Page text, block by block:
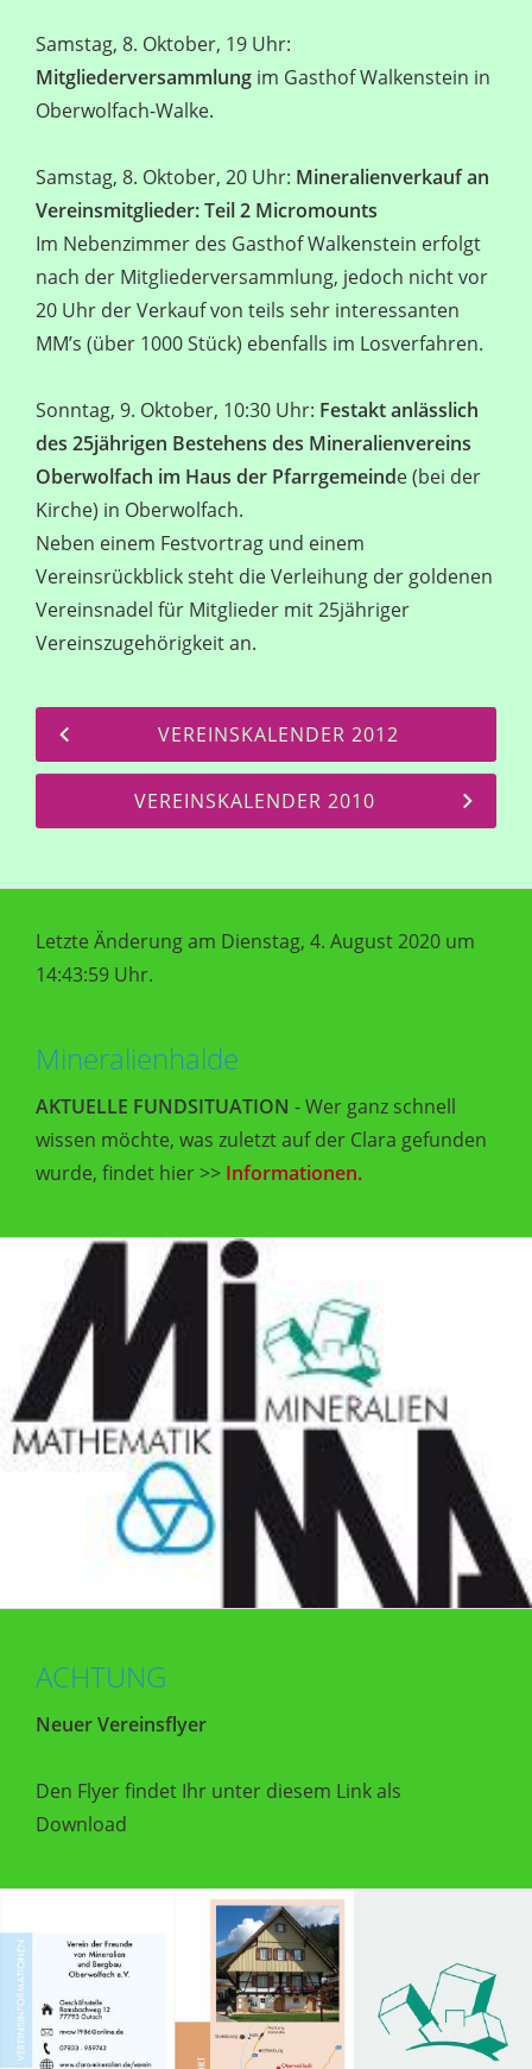
Samstag, 8. Oktober, 19 Uhr:
Mitgliederversammlung im Gasthof Walkenstein in
Oberwolfach-Walke.
Samstag, 8. Oktober, 20 Uhr: Mineralienverkauf an
Vereinsmitglieder: Teil 2 Micromounts
Im Nebenzimmer des Gasthof Walkenstein erfolgt
nach der Mitgliederversammlung, jedoch nicht vor
20 Uhr der Verkauf von teils sehr interessanten
MM’s (über 1000 Stück) ebenfalls im Losverfahren.
Sonntag, 9. Oktober, 10:30 Uhr: Festakt anlässlich
des 25jährigen Bestehens des Mineralienvereins
Oberwolfach im Haus der Pfarrgemeinde (bei der
Kirche) in Oberwolfach.
Neben einem Festvortrag und einem
Vereinsrückblick steht die Verleihung der goldenen
Vereinsnadel für Mitglieder mit 25jähriger
Vereinszugehörigkeit an.
VEREINSKALENDER 2012
VEREINSKALENDER 2010
Letzte Änderung am Dienstag, 4. August 2020 um
14:43:59 Uhr.
Mineralienhalde
AKTUELLE FUNDSITUATION - Wer ganz schnell
wissen möchte, was zuletzt auf der Clara gefunden
wurde, findet hier >> Informationen.
ACHTUNG
Neuer Vereinsflyer
Den Flyer findet Ihr unter diesem Link als
Download